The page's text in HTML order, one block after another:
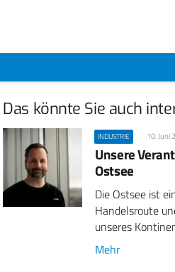
Das könnte Sie auch
INDUSTRIE 10. Juni
Unsere
Ostsee
Die Ostsee ist
Handelsroute
unseres
Mehr